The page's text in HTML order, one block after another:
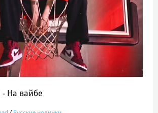
- На вайбе